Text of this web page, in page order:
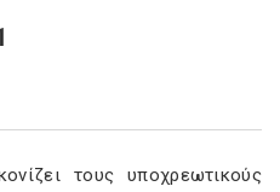
τους υποχρεωτικούς